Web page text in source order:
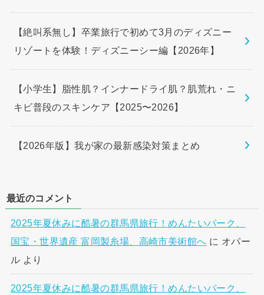
【絶叫系無し】卒業旅行で初めて3月のディズニー
リゾートを体験！ディズニーシー編【2026年】
【小学生】脂性肌？インナードライ肌？肌荒れ・ニ
キビ普段のスキンケア【2025〜2026】
【2026年版】我が家の最新感染対策まとめ
最近のコメント
2025年夏休みに酷暑の群馬県旅行！めんたいパーク、
国宝・世界遺産 富岡製糸場、高崎市美術館へ に オパー
ル より
2025年夏休みに酷暑の群馬県旅行！めんたいパーク、